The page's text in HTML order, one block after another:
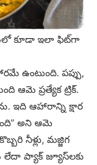
కూడా ఇలా ఫిట్‌గా
ఉంటుంది. పప్పు,
ఆమె ప్రత్యేక ట్రిక్.
ఇది ఆహారాన్ని క్షార
అని ఆమె
నీళ్లు, మజ్జిగ
లేదా ప్యాక్ జ్యూస్‌లకు